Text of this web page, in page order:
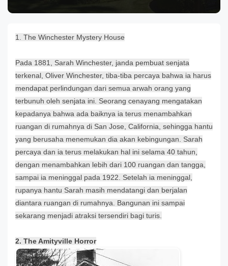
1. The Winchester Mystery House
Pada 1881, Sarah Winchester, janda pembuat senjata
terkenal, Oliver Winchester, tiba-tiba percaya bahwa ia harus
mendapat perlindungan dari semua arwah orang yang
terbunuh oleh senjata ini. Seorang cenayang mengatakan
kepadanya bahwa ada baiknya ia terus menambahkan
ruangan di rumahnya di San Jose, California, sehingga hantu
yang berusaha menemukan dia akan kebingungan. Sarah
percaya dan ia terus melakukan hal ini selama 40 tahun,
dengan menambahkan lebih dari 100 ruangan dan tangga,
sampai ia meninggal pada 1922. Setelah ia meninggal,
rupanya hantu Sarah masih mendatangi dan berjalan
diantara ruangan di rumahnya. Bangunan ini sampai
sekarang menjadi atraksi tersendiri bagi turis.
2. The Amityville Horror